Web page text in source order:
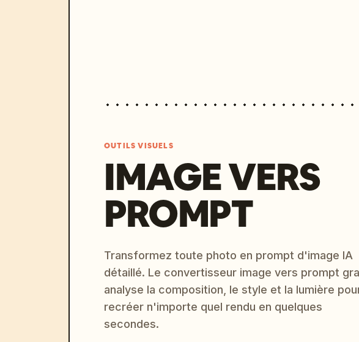
OUTILS VISUELS
IMAGE VERS
PROMPT
Transformez toute photo en prompt d'image IA
détaillé. Le convertisseur image vers prompt
analyse la composition, le style et la lumière
recréer n'importe quel rendu en quelques
secondes.